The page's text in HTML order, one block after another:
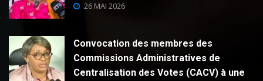
26 MAI 2026
Convocation des membres des
Commissions Administratives de
Centralisation des Votes (CACV) à une